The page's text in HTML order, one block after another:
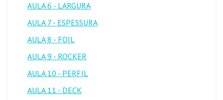
AULA 6 - LARGURA
AULA 7 - ESPESSURA
AULA 8 - FOIL
AULA 9 - ROCKER
AULA 10 - PERFIL
AULA 11 - DECK